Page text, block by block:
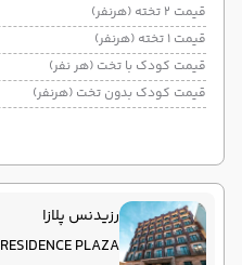
قیمت 2 تخته (هرنفر)
قیمت 1 تخته (هرنفر)
قیمت کودک با تخت (هر نفر)
قیمت کودک بدون تخت (هرنفر)
رزیدنس پلازا
RESIDENCE PLAZA